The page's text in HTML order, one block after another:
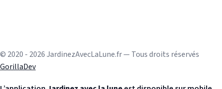
© 2020 - 2026 JardinezAvecLaLune.fr — Tous droits réservés
GorillaDev